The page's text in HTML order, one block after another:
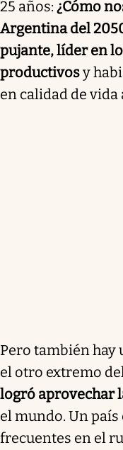
25 años: ¿Cómo
Argentina del
pujante, líder en
productivosy
en calidad de vida
Pero también
el otro extremo
logró aprovechar
el mundo. Un
frecuentes en el